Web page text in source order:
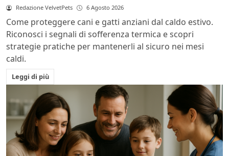
Redazione VelvetPets 6 Agosto 2026
Come proteggere cani e gatti anziani dal caldo estivo.
Riconosci i segnali di sofferenza termica e scopri
strategie pratiche per mantenerli al sicuro nei mesi
caldi.
Leggi di più